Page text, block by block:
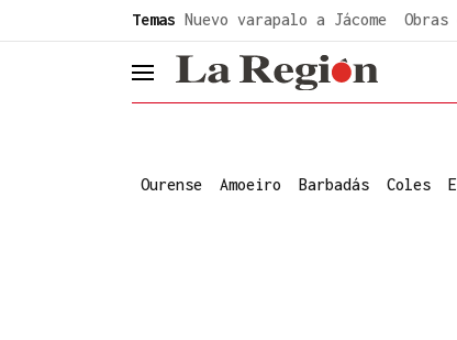
Temas Nuevo varapalo a Jácome
header.menu.open
Ourense Amoeiro Barbadás Coles